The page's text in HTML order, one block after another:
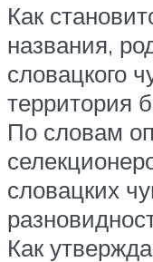
Как
названия,
словацкого
территория
По словам
словацких
Как